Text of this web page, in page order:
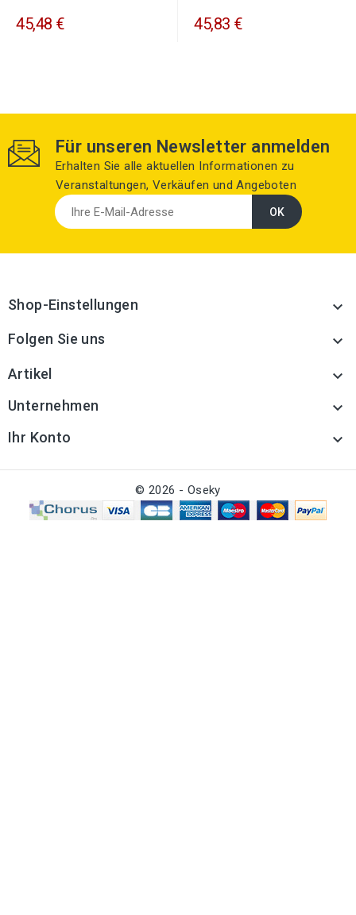
45,48 € 45,83 €
Für unseren Newsletter anmelden
Erhalten Sie alle aktuellen Informationen zu
Veranstaltungen, Verkäufen und Angeboten
Shop-Einstellungen 
Folgen Sie uns 
Artikel 
Unternehmen 
Ihr Konto 
© 2026 - Oseky